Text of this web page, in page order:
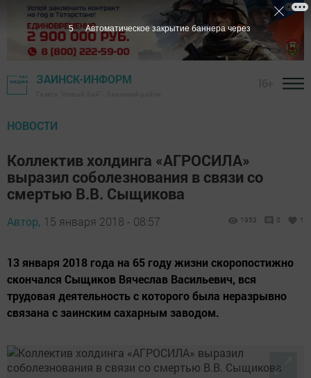
ЗАИНСК-ИНФОРМ
НОВОСТИ
Коллектив холдинга «АГРОСИЛА»
выразил соболезнования в связи со
смертью В.В. Сыщикова
Автор, 15 января 2018 - 08:57 1953 0 1
13 января 2018 года на 65 году жизни скоропостижно
скончался Сыщиков Вячеслав Васильевич, вся
трудовая деятельность с которого была неразрывно
связана с заинским сахарным заводом.
4 Автоматическое закрытие баннера через